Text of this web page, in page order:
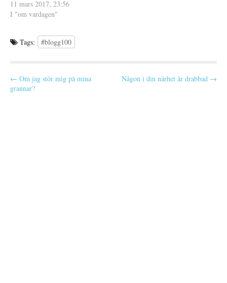
många vinnare efter det som
jag tyckt om, som Euphoria
älskar och Måns Zelmerlövs
Heroes som inte heller…
11 mars 2017, 23:56
I "om vardagen"
Tags: #blogg100
P
o
← Om jag stör mig på mina
grannar?
Någon i din närhet är drabbad →